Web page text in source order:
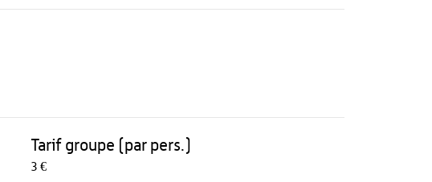
Tarif groupe (par pers.)
3 €